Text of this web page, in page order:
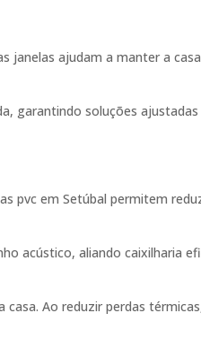
ajudam a manter a
garantindo soluções
pvc em Setúbal permitem
acústico, aliando caixilharia
Ao reduzir perdas